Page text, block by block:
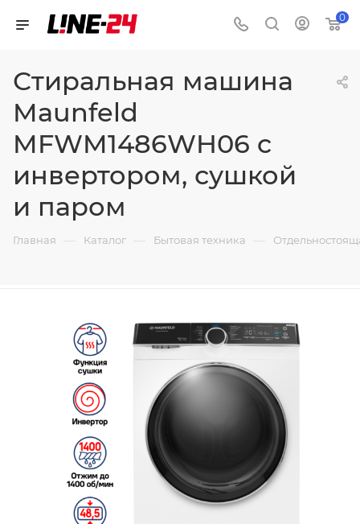
0
Стиральная машина
Maunfeld
MFWM1486WH06 c
инвертором, сушкой
и паром
Главная — Каталог — Бытовая техника —